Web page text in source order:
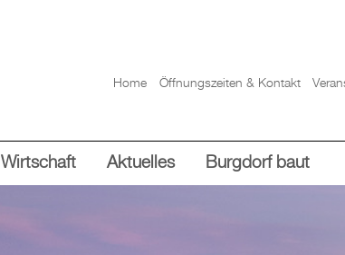
Home Öffnungszeiten & Kontakt
Wirtschaft Aktuelles Burgdorf baut